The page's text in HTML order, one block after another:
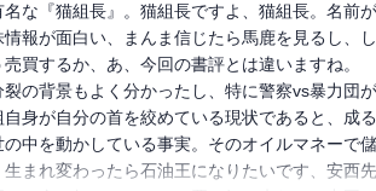
な『猫組長』。猫組長ですよ、猫組長。名前
報が面白い、まんま信じたら馬鹿を見るし、
買するか、あ、今回の書評とは違いますね。
の背景もよく分かったし、特に警察vs暴力団
身が自分の首を絞めている現状であると、成る
中を動かしている事実。そのオイルマネーで
まれ変わったら石油王になりたいです、安西